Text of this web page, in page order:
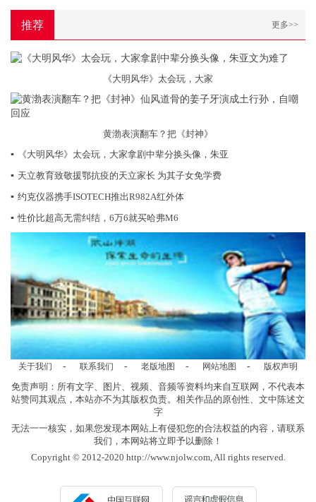
推荐 更多>>
《大明风华》太会玩，大家
黄渤表演翻车？把《封神》
▪
《大明风华》太会玩，大家拿剧中辈分换头像，朱亚
▪ 天立教育致敬援鄂抗疫的天立家长 为其子女免学费
▪ 约克仪器携手ISOTECH推出R982A红外体
▪ 性价比超高无需纠结，6万6就买哈弗M6
关于我们 - 联系我们 - 老版地图 - 网站地图 - 版权声明
免责声明：所有文字、图片、视频、音频等资料均来自互联网，不代表本
站赞同其观点，本站亦不为其版权负责。相关作品的原创性、文中陈述文
字
无法一一核实，如果您发现本网站上有侵犯您的合法权益的内容，请联系
我们，本网站将立即予以删除！
Copyright © 2012-2020 http://www.njolw.com, All rights reserved.